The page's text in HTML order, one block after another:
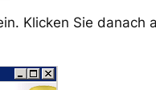
Klicken Sie danach